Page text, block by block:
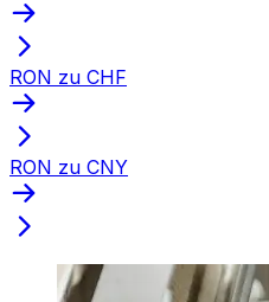
RON zu CHF
RON zu CNY